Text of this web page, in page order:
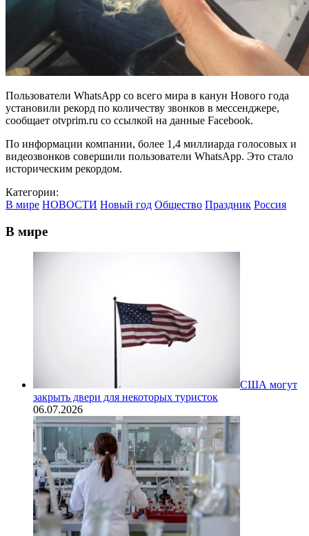
Пользователи WhatsApp со всего мира в канун Нового года
установили рекорд по количеству звонков в мессенджере,
сообщает otvprim.ru со ссылкой на данные Facebook.
По информации компании, более 1,4 миллиарда голосовых и
видеозвонков совершили пользователи WhatsApp. Это стало
историческим рекордом.
Категории:
В мире НОВОСТИ Новый год Общество Праздник Россия
В мире
США могут
закрыть двери для некоторых туристок
06.07.2026